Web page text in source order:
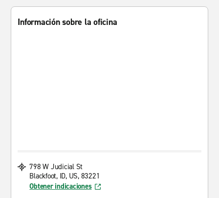
Información sobre la oficina
798 W Judicial St
Blackfoot, ID, US, 83221
Obtener indicaciones